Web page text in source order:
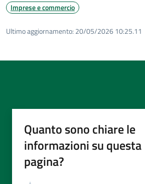
Imprese e commercio
Ultimo aggiornamento: 20/05/2026 10:25.11
Quanto sono chiare le
informazioni su questa
pagina?